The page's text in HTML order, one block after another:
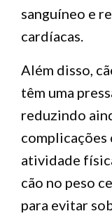
sanguíneo e
cardíacas.
Além disso,
têm uma
reduzindo
complicações
atividade
cão no peso
para evitar